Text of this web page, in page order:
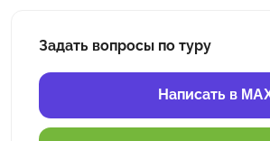
Задать вопросы по туру
Написать в